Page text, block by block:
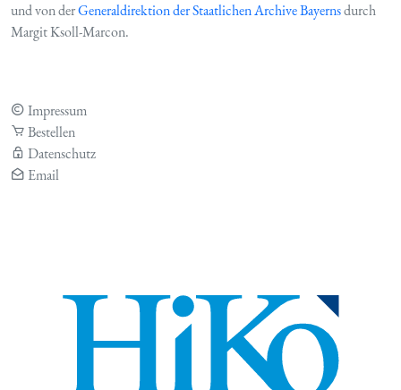
und von derGeneraldirektion der Staatlichen Archive Bayernsdurch
Margit Ksoll-Marcon.
Impressum
Bestellen
Datenschutz
Email